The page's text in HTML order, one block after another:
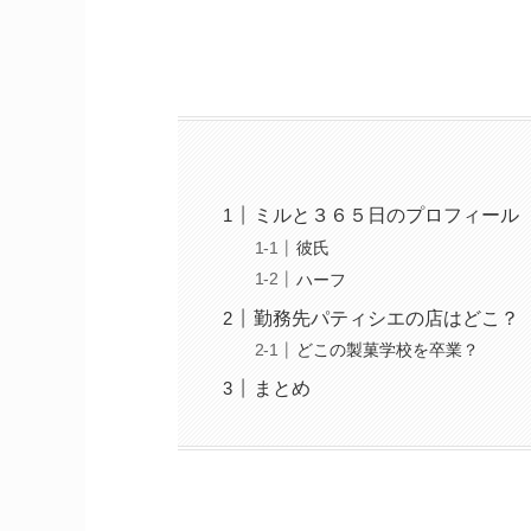
ミルと３６５日のプロフィール
彼氏
ハーフ
勤務先パティシエの店はどこ？
どこの製菓学校を卒業？
まとめ